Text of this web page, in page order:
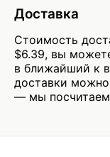
Доставка
Стоимость
$6.39, вы
в ближайший к
доставки
— мы посчитаем